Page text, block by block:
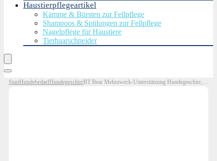
Haustierpflegeartikel
Kämme & Bürsten zur Fellpflege
Shampoos & Spülungen zur Fellpflege
Nagelpflege für Haustiere
Tierhaarschneider
StartHundebedarfHundegeschirrBT Bear Mehrzweck-Unterstützung Hundegeschirr, No Pull reflektierende Sicherheit verstellbare Weste mit Griff, Hund Walking Harness Outdoor und Training für mittelgroße Hunde…